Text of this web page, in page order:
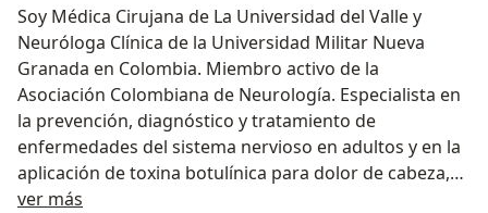
Soy Médica Cirujana de La Universidad del Valle y
Neuróloga Clínica de la Universidad Militar Nueva
Granada en Colombia. Miembro activo de la
Asociación Colombiana de Neurología. Especialista en
la prevención, diagnóstico y tratamiento de
enfermedades del sistema nervioso en adultos y en la
aplicación de toxina botulínica para dolor de cabeza,
espasmos faciales y distonía.
ver más